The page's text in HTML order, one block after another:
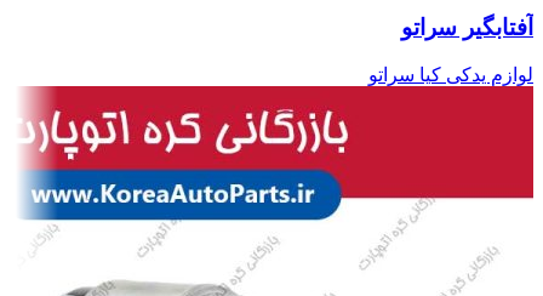
آفتابگیر سراتو
لوازم یدکی کیا سراتو